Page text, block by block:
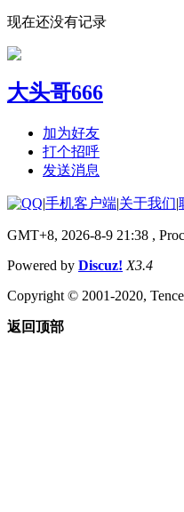
现在还没有记录
大头哥666
加为好友
打个招呼
发送消息
|手机客户端|关于我们|
GMT+8, 2026-8-9 21:38 ,
Powered by Discuz! X3.4
Copyright © 2001-2020,
返回顶部